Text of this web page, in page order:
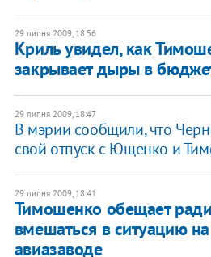
29 липня 2009, 18:56
Криль увидел, как
закрывает дыры в
29 липня 2009, 18:47
В мэрии сообщили, что
свой отпуск с Ющенко и
29 липня 2009, 18:41
Тимошенко обещает
вмешаться в ситуацию
авиазаводе